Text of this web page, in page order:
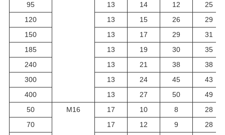
95
13 14 12
25
120
13 15 26
29
150
13 17 29
31
185
13 19 30
35
240
13 21 38
38
300
13 24 45
43
400
13 27 50
49
50
М16 17 10 8
28
70
17 12 9
28